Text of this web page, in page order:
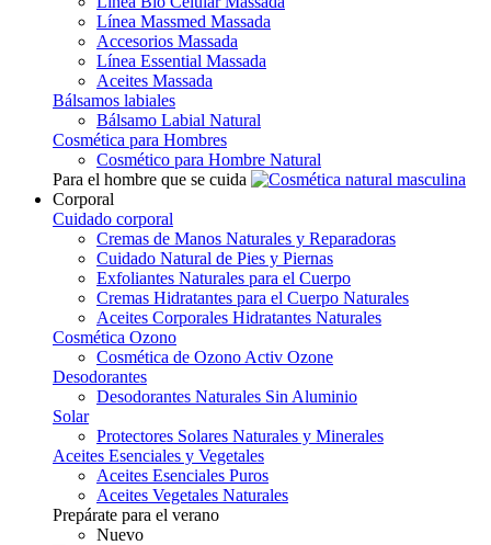
Línea Massmed Massada
Accesorios Massada
Línea Essential Massada
Aceites Massada
Bálsamos labiales
Bálsamo Labial Natural
Cosmética para Hombres
Cosmético para Hombre Natural
Para el hombre que se cuida
Corporal
Cuidado corporal
Cremas de Manos Naturales y Reparadoras
Cuidado Natural de Pies y Piernas
Exfoliantes Naturales para el Cuerpo
Cremas Hidratantes para el Cuerpo Naturales
Aceites Corporales Hidratantes Naturales
Cosmética Ozono
Cosmética de Ozono Activ Ozone
Desodorantes
Desodorantes Naturales Sin Aluminio
Solar
Protectores Solares Naturales y Minerales
Aceites Esenciales y Vegetales
Aceites Esenciales Puros
Aceites Vegetales Naturales
Prepárate para el verano
Nuevo